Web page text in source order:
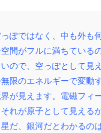
ぽではなく、中も外も
間がフルに満ちている
ので、空っぽとして見
限のエネルギーで変動
が見えます。電磁フィ
れが原子として見える
だ、銀河だとわかるの